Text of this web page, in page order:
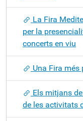
La Fira
per la
concerts en viu
Una Fira més
Els mitjans
de les activitats